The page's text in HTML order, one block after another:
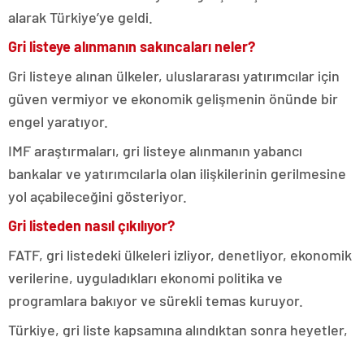
alarak Türkiye’ye geldi.
Gri listeye alınmanın sakıncaları neler?
Gri listeye alınan ülkeler, uluslararası yatırımcılar için
güven vermiyor ve ekonomik gelişmenin önünde bir
engel yaratıyor.
IMF araştırmaları, gri listeye alınmanın yabancı
bankalar ve yatırımcılarla olan ilişkilerinin gerilmesine
yol açabileceğini gösteriyor.
Gri listeden nasıl çıkılıyor?
FATF, gri listedeki ülkeleri izliyor, denetliyor, ekonomik
verilerine, uyguladıkları ekonomi politika ve
programlara bakıyor ve sürekli temas kuruyor.
Türkiye, gri liste kapsamına alındıktan sonra heyetler,